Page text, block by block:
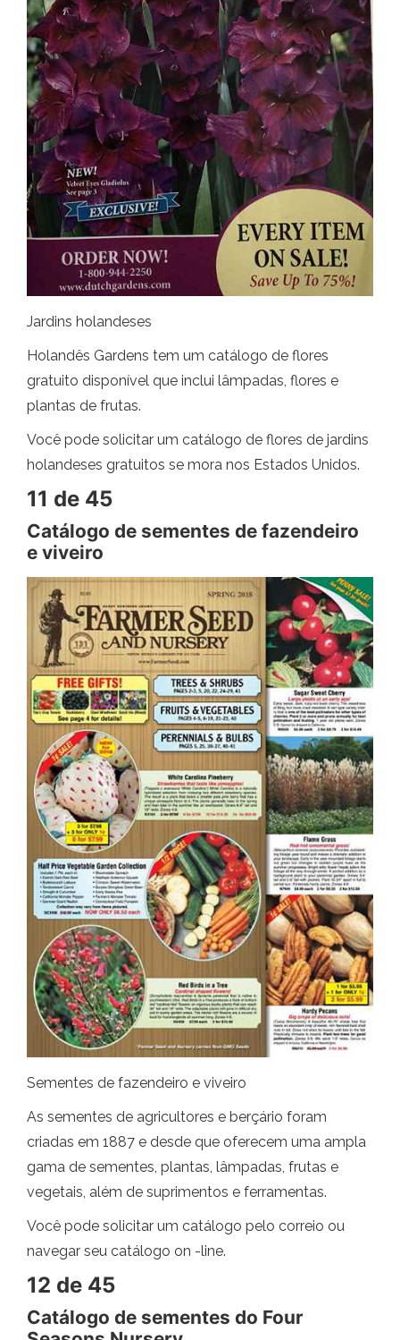
Jardins holandeses
Holandês Gardens tem um catálogo de flores
gratuito disponível que inclui lâmpadas, flores e
plantas de frutas.
Você pode solicitar um catálogo de flores de jardins
holandeses gratuitos se mora nos Estados Unidos.
11 de 45
Catálogo de sementes de fazendeiro
e viveiro
Sementes de fazendeiro e viveiro
As sementes de agricultores e berçário foram
criadas em 1887 e desde que oferecem uma ampla
gama de sementes, plantas, lâmpadas, frutas e
vegetais, além de suprimentos e ferramentas.
Você pode solicitar um catálogo pelo correio ou
navegar seu catálogo on -line.
12 de 45
Catálogo de sementes do Four